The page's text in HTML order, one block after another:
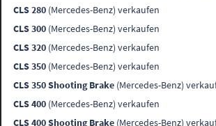
CLS 280 (Mercedes-Benz) verkaufen
CLS 300 (Mercedes-Benz) verkaufen
CLS 320 (Mercedes-Benz) verkaufen
CLS 350 (Mercedes-Benz) verkaufen
CLS 350 Shooting Brake (Mercedes-Benz)
CLS 400 (Mercedes-Benz) verkaufen
CLS 400 Shooting Brake (Mercedes-Benz)